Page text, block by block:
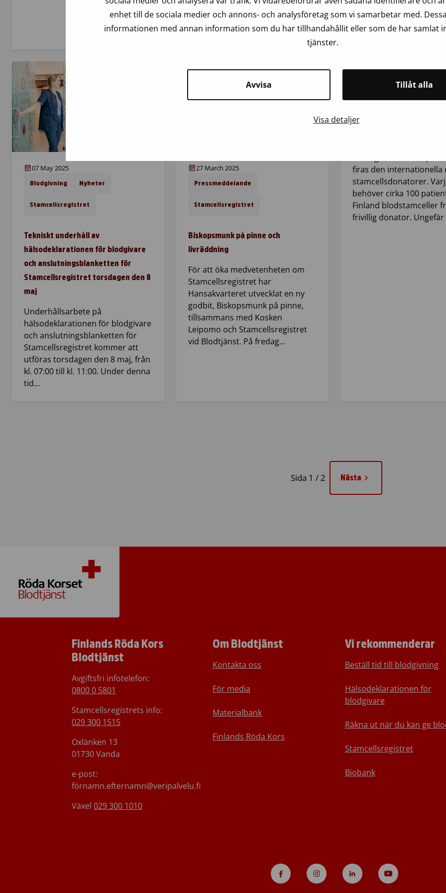
enhet till de sociala medier och annons- och analysföretag som vi samarbetar med.
informationen med annan information som du har tillhandahållit eller som de har samlat
tjänster.
Avvisa Tillåt alla
Visa detaljer
blodsjukdomar. En
vara…
07 May 2025
Blodgivning Nyheter
Stamcellsregistret
Tekniskt underhåll av
hälsodeklarationen för blodgivare
och anslutningsblanketten för
Stamcellsregistret torsdagen den 8
maj
Underhållsarbete på
hälsodeklarationen för blodgivare
och anslutningsblanketten för
Stamcellsregistret kommer att
utföras torsdagen den 8 maj, från
kl. 07:00 till kl. 11:00. Under denna
tid…
27 March 2025
Pressmeddelande
Stamcellsregistret
Biskopsmunk på pinne och
livräddning
För att öka medvetenheten om
Stamcellsregistret har
Hansakvarteret utvecklat en ny
godbit, Biskopsmunk på pinne,
tillsammans med Kosken
Leipomo och Stamcellsregistret
vid Blodtjänst. På fredag…
”Att få ett
firas den internationella
stamcellsdonatorer.
behöver cirka 100
Finland blodstamceller
frivillig donator.
Sida 1 / 2 Nästa
Finlands Röda Kors
Blodtjänst
Avgiftsfri infotelefon:
0800 0 5801
Stamcellsregistrets info:
029 300 1515
Oxlänken 13
01730 Vanda
e-post:
förnamn.efternamn@veripalvelu.fi
Växel 029 300 1010
Om Blodtjänst
Kontakta oss
För media
Materialbank
Finlands Röda Kors
Vi rekommenderar
Beställ tid till blodgivning
Hälsodeklarationen för
blodgivare
Räkna ut när du kan ge
Stamcellsregistret
Biobank